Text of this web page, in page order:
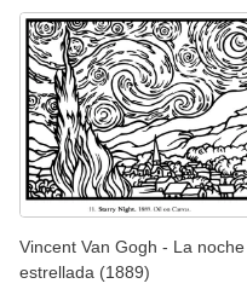
Vincent Van Gogh - La noche
estrellada (1889)